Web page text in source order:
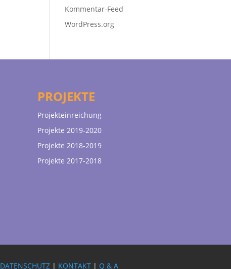
Kommentar-Feed
WordPress.org
PROJEKTE
Projekteinreichung
Projekte 2019-2020
Projekte 2018-2019
Projekte 2017-2018
DATENSCHUTZ | KONTAKT | Q & A